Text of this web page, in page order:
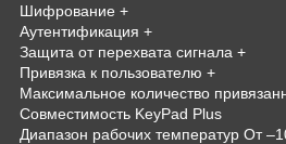
Шифрование +
Аутентификация +
Защита от перехвата сигнала +
Привязка к пользователю +
Максимальное количество
Совместимость KeyPad Plus
Диапазон рабочих температур От